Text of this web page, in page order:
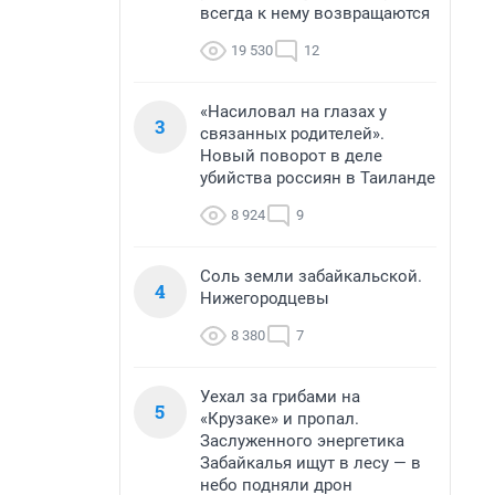
всегда к нему возвращаются
19 530 12
3
«Насиловал на глазах у
связанных родителей».
Новый поворот в деле
убийства россиян в Таиланде
8 924 9
4
Соль земли забайкальской.
Нижегородцевы
8 380 7
5
Уехал за грибами на
«Крузаке» и пропал.
Заслуженного энергетика
Забайкалья ищут в лесу — в
небо подняли дрон